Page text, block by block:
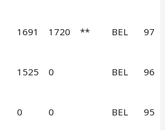
1691 1720 ** BEL 97
1525 0 BEL 96
0 0 BEL 95